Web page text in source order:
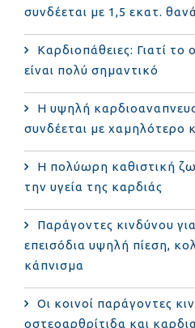
συνδέεται με 1,5 εκατ.
Καρδιοπάθειες: Γιατί το
είναι πολύ σημαντικό
Η υψηλή
συνδέεται με χαμηλότερο
Η πολύωρη καθιστική
την υγεία της καρδιάς
Παράγοντες κινδύνου
επεισόδια υψηλή πίεση,
κάπνισμα
Οι κοινοί παράγοντες
οστεοαρθρίτιδα και